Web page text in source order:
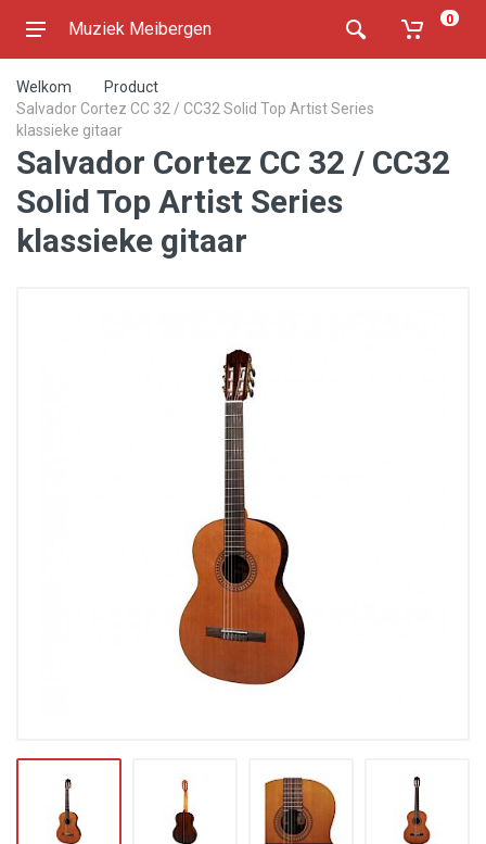
Muziek Meibergen 0
Welkom
Product
Salvador Cortez CC 32 / CC32 Solid Top Artist Series
klassieke gitaar
Salvador Cortez CC 32 / CC32
Solid Top Artist Series
klassieke gitaar